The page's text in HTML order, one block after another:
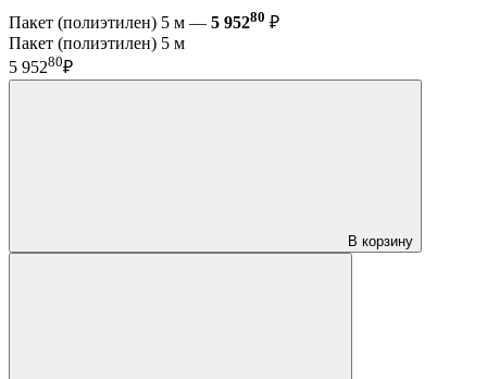
Пакет (полиэтилен) 5 м — 5 95280 ₽
Пакет (полиэтилен) 5 м
5 95280₽
В корзину